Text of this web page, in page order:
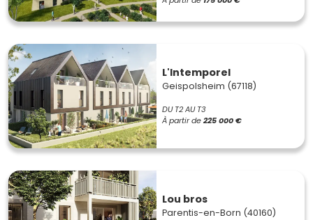
L'Intemporel
Geispolsheim (67118)
DU T2 AU T3
À partir de225 000 €
Lou bros
Parentis-en-Born (40160)